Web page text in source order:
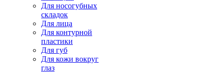
Для носогубных
складок
Для лица
Для контурной
пластики
Для губ
Для кожи вокруг
глаз